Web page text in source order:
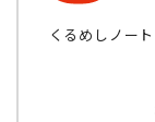
くるめしノー